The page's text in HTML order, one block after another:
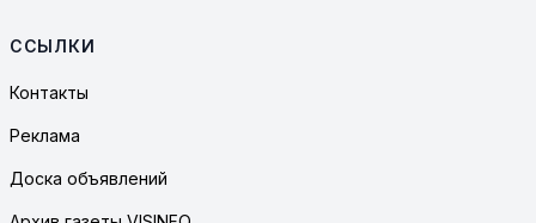
ССЫЛКИ
Контакты
Реклама
Доска объявлений